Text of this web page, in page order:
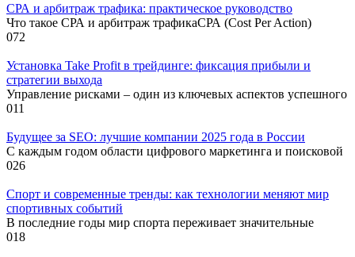
СРА и арбитраж трафика: практическое руководство
Что такое СРА и арбитраж трафикаСРА (Cost Per Action)
072
Установка Take Profit в трейдинге: фиксация прибыли и
стратегии выхода
Управление рисками – один из ключевых аспектов успешного
011
Будущее за SEO: лучшие компании 2025 года в России
С каждым годом области цифрового маркетинга и поисковой
026
Спорт и современные тренды: как технологии меняют мир
спортивных событий
В последние годы мир спорта переживает значительные
018